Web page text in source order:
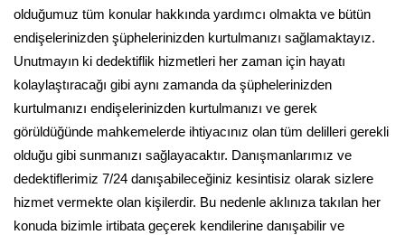
olduğumuz tüm konular hakkında yardımcı olmakta ve bütün
endişelerinizden şüphelerinizden kurtulmanızı sağlamaktayız.
Unutmayın ki dedektiflik hizmetleri her zaman için hayatı
kolaylaştıracağı gibi aynı zamanda da şüphelerinizden
kurtulmanızı endişelerinizden kurtulmanızı ve gerek
görüldüğünde mahkemelerde ihtiyacınız olan tüm delilleri gerekli
olduğu gibi sunmanızı sağlayacaktır. Danışmanlarımız ve
dedektiflerimiz 7/24 danışabileceğiniz kesintisiz olarak sizlere
hizmet vermekte olan kişilerdir. Bu nedenle aklınıza takılan her
konuda bizimle irtibata geçerek kendilerine danışabilir ve